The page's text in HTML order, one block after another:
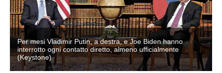
Per mesi Vladimir Putin, a destra, e Joe Biden hanno
interrotto ogni contatto diretto, almeno ufficialmente
(Keystone)